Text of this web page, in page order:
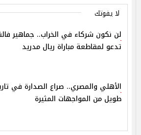
لا يفوتك
لن نكون شركاء في الخراب.. جماهير
تدعو لمقاطعة مباراة ريال مدريد
الأهلي والمصري.. صراع الصدارة في
طويل من المواجهات المثيرة